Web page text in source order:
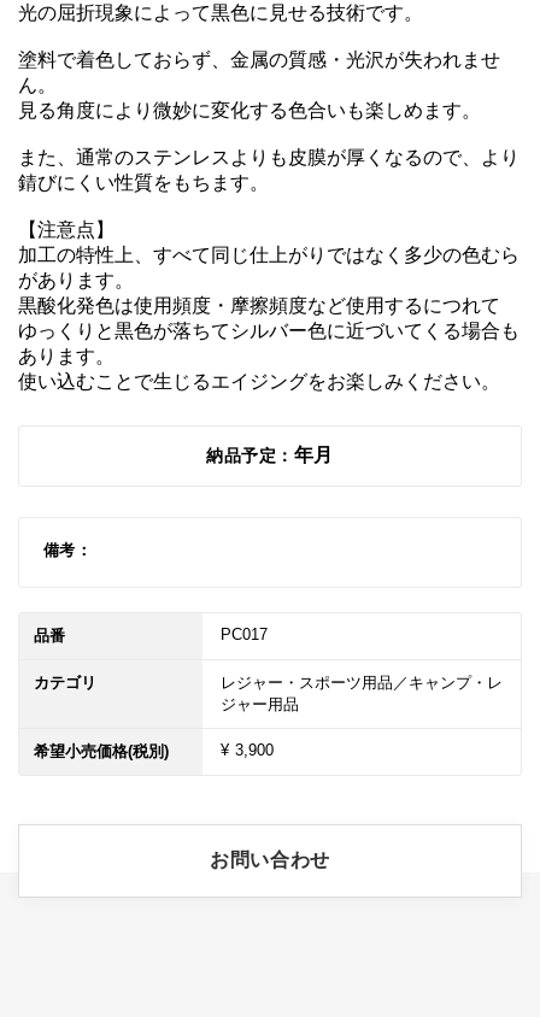
光の屈折現象によって黒色に見せる技術です。
塗料で着色しておらず、金属の質感・光沢が失われませ
ん。
見る角度により微妙に変化する色合いも楽しめます。
また、通常のステンレスよりも皮膜が厚くなるので、より
錆びにくい性質をもちます。
【注意点】
加工の特性上、すべて同じ仕上がりではなく多少の色むら
があります。
黒酸化発色は使用頻度・摩擦頻度など使用するにつれて
ゆっくりと黒色が落ちてシルバー色に近づいてくる場合も
あります。
使い込むことで生じるエイジングをお楽しみください。
納品予定： 年月
備考：
品番 PC017
カテゴリ
レジャー・スポーツ用品／キャンプ・レ
ジャー用品
希望小売価格(税別) ¥ 3,900
お問い合わせ